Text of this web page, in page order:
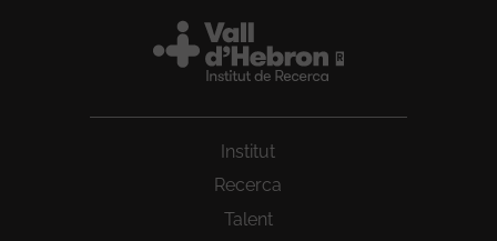
Institut
Recerca
Talent